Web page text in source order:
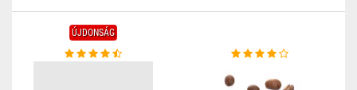
ÚJDONSÁG